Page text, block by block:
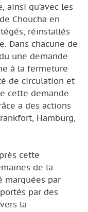
qu’avec les
Choucha en
réinstallés
Dans chacune de
une demande
à la fermeture
de circulation et
cette demande
a des actions
Hamburg,
cette
de la
marquées par
par des
la